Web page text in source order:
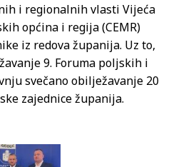
i regionalnih vlasti Vijeća
općina i regija (CEMR)
iz redova županija. Uz to,
9. Foruma poljskih i
svečano obilježavanje 20
zajednice županija.